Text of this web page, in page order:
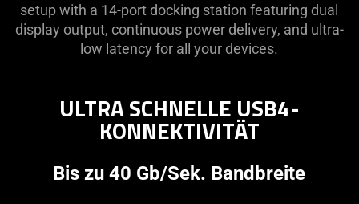
setup with a 14-port docking station featuring dual
display output, continuous power delivery, and ultra-
low latency for all your devices.
ULTRA SCHNELLE USB4-
KONNEKTIVITÄT
Bis zu 40 Gb/Sek. Bandbreite